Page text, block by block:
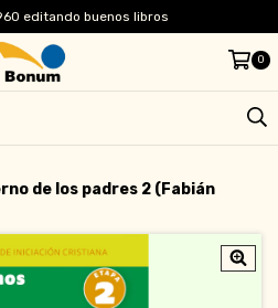
editando buenos libros
0
de los padres 2 (Fabián